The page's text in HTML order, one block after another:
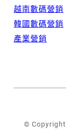
越南數碼營銷
韓國數碼營銷
產業營銷
© Copyright